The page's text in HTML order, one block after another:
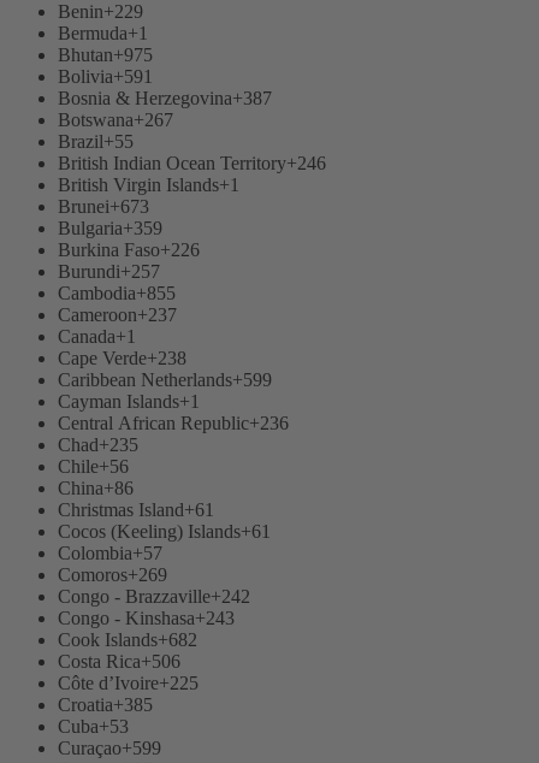
Benin+229
Bermuda+1
Bhutan+975
Bolivia+591
Bosnia & Herzegovina+387
Botswana+267
Brazil+55
British Indian Ocean Territory+246
British Virgin Islands+1
Brunei+673
Bulgaria+359
Burkina Faso+226
Burundi+257
Cambodia+855
Cameroon+237
Canada+1
Cape Verde+238
Caribbean Netherlands+599
Cayman Islands+1
Central African Republic+236
Chad+235
Chile+56
China+86
Christmas Island+61
Cocos (Keeling) Islands+61
Colombia+57
Comoros+269
Congo - Brazzaville+242
Congo - Kinshasa+243
Cook Islands+682
Costa Rica+506
Côte d’Ivoire+225
Croatia+385
Cuba+53
Curaçao+599